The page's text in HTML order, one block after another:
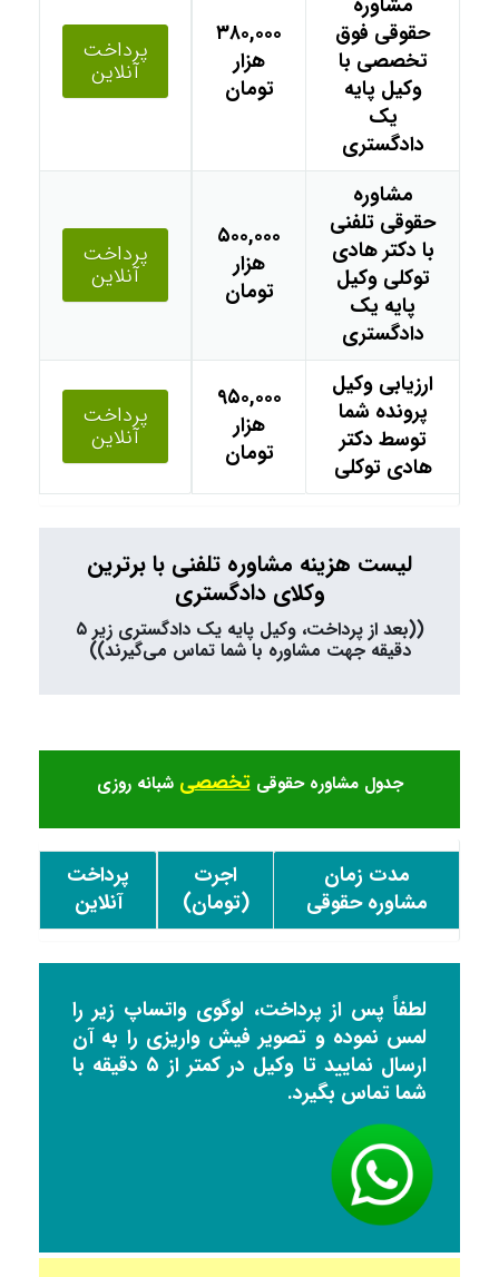
حقوقی فوق
تخصصی با
وکیل پایه
یک
دادگستری
۳۸۰,۰۰۰
هزار
تومان
پرداخت
آنلاین
مشاوره
حقوقی تلفنی
با دکتر هادی
توکلی وکیل
پایه یک
دادگستری
۵۰۰,۰۰۰
هزار
تومان
پرداخت
آنلاین
ارزیابی وکیل
پرونده شما
توسط دکتر
هادی توکلی
۹۵۰,۰۰۰
هزار
تومان
پرداخت
آنلاین
لیست هزینه مشاوره تلفنی با برترین
وکلای دادگستری
((بعد از پرداخت، وکیل پایه یک دادگستری زیر ۵
دقیقه جهت مشاوره با شما تماس می‌گیرند))
جدول مشاوره حقوقیتخصصی شبانه روزی
مدت زمان
مشاوره حقوقی
اجرت
(تومان)
پرداخت
آنلاین
لطفاً پس از پرداخت، لوگوی واتساپ زیر را
لمس نموده و تصویر فیش واریزی را به آن
ارسال نمایید تا وکیل در کمتر از ۵ دقیقه با
شما تماس بگیرد.